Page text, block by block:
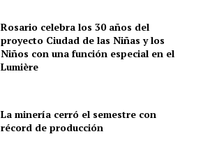
Rosario celebra los 30 años del
proyecto Ciudad de las Niñas y los
Niños con una función especial en el
Lumière
La minería cerró el semestre con
récord de producción